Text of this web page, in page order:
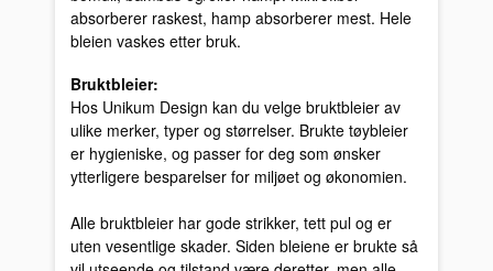
absorberer raskest, hamp absorberer mest. Hele
bleien vaskes etter bruk.
Bruktbleier:
Hos Unikum Design kan du velge bruktbleier av
ulike merker, typer og størrelser. Brukte tøybleier
er hygieniske, og passer for deg som ønsker
ytterligere besparelser for miljøet og økonomien.
Alle bruktbleier har gode strikker, tett pul og er
uten vesentlige skader. Siden bleiene er brukte så